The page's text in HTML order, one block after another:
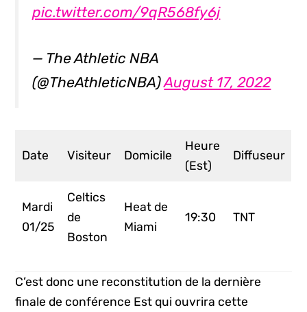
pic.twitter.com/9qR568fy6j
— The Athletic NBA
(@TheAthleticNBA)August 17, 2022
Date Visiteur Domicile
Heure
(Est)
Diffuseur
Mardi
01/25
Celtics
de
Boston
Heat de
Miami
19:30 TNT
C’est donc une reconstitution de la dernière
finale de conférence Est qui ouvrira cette